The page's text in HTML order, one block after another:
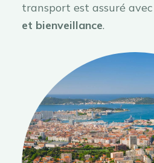
transport est assuré avec
et bienveillance.